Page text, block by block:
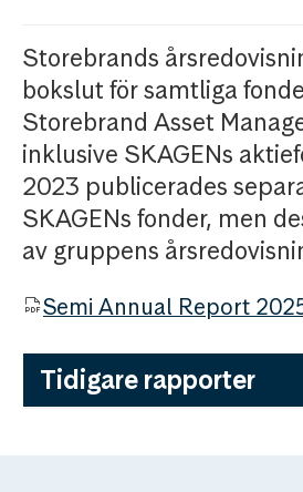
Storebrands
bokslut för samtliga
Storebrand Asset
inklusive SKAGENs
2023 publicerades
SKAGENs fonder, men
av gruppens
Semi Annual Report
Tidigare rapporter